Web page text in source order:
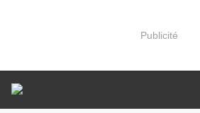
Publicité